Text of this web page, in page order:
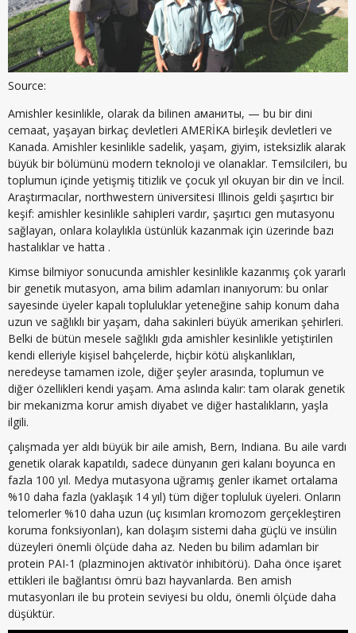
Source:
Amishler kesinlikle, olarak da bilinen аманиты, — bu bir dini
cemaat, yaşayan birkaç devletleri AMERİKA birleşik devletleri ve
Kanada. Amishler kesinlikle sadelik, yaşam, giyim, isteksizlik alarak
büyük bir bölümünü modern teknoloji ve olanaklar. Temsilcileri, bu
toplumun içinde yetişmiş titizlik ve çocuk yıl okuyan bir din ve İncil.
Araştırmacılar, northwestern üniversitesi Illinois geldi şaşırtıcı bir
keşif: amishler kesinlikle sahipleri vardır, şaşırtıcı gen mutasyonu
sağlayan, onlara kolaylıkla üstünlük kazanmak için üzerinde bazı
hastalıklar ve hatta .
Kimse bilmiyor sonucunda amishler kesinlikle kazanmış çok yararlı
bir genetik mutasyon, ama bilim adamları inanıyorum: bu onlar
sayesinde üyeler kapalı topluluklar yeteneğine sahip konum daha
uzun ve sağlıklı bir yaşam, daha sakinleri büyük amerikan şehirleri.
Belki de bütün mesele sağlıklı gıda amishler kesinlikle yetiştirilen
kendi elleriyle kişisel bahçelerde, hiçbir kötü alışkanlıkları,
neredeyse tamamen izole, diğer şeyler arasında, toplumun ve
diğer özellikleri kendi yaşam. Ama aslında kalır: tam olarak genetik
bir mekanizma korur amish diyabet ve diğer hastalıkların, yaşla
ilgili.
çalışmada yer aldı büyük bir aile amish, Bern, Indiana. Bu aile vardı
genetik olarak kapatıldı, sadece dünyanın geri kalanı boyunca en
fazla 100 yıl. Medya mutasyona uğramış genler ikamet ortalama
%10 daha fazla (yaklaşık 14 yıl) tüm diğer topluluk üyeleri. Onların
telomerler %10 daha uzun (uç kısımları kromozom gerçekleştiren
koruma fonksiyonları), kan dolaşım sistemi daha güçlü ve insülin
düzeyleri önemli ölçüde daha az. Neden bu bilim adamları bir
protein PAI-1 (plazminojen aktivatör inhibitörü). Daha önce işaret
ettikleri ile bağlantısı ömrü bazı hayvanlarda. Ben amish
mutasyonları ile bu protein seviyesi bu oldu, önemli ölçüde daha
düşüktür.